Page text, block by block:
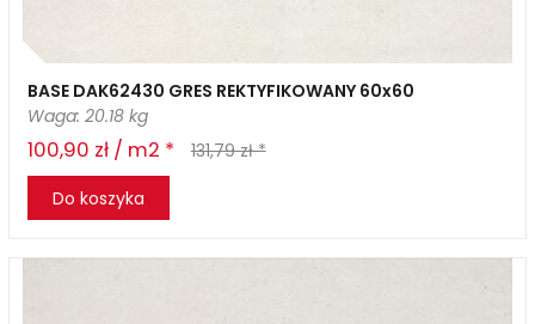
BASE DAK62430 GRES REKTYFIKOWANY 60x60
Waga: 20.18 kg
100,90 zł / m2 *
131,79 zł *
Do koszyka